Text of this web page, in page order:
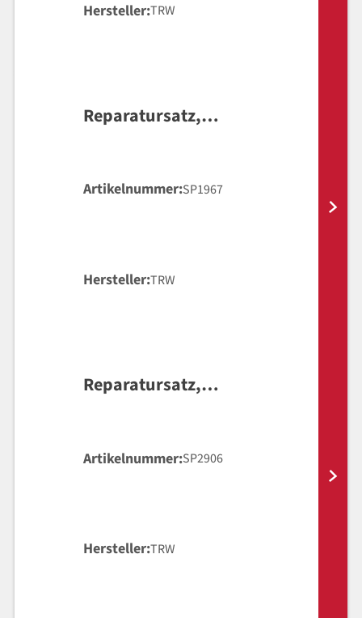
Hersteller TRW
Reparatursatz,
Artikelnummer SP1967
Hersteller TRW
Reparatursatz,
Artikelnummer SP2906
Hersteller TRW